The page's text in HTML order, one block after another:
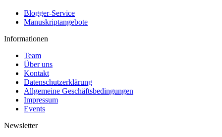
Blogger-Service
Manuskriptangebote
Informationen
Team
Über uns
Kontakt
Datenschutzerklärung
Allgemeine Geschäftsbedingungen
Impressum
Events
Newsletter